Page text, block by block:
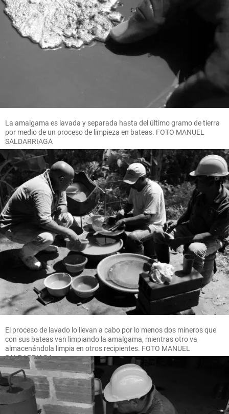
La amalgama es lavada y separada hasta del último gramo de tierra
por medio de un proceso de limpieza en bateas. FOTO MANUEL
SALDARRIAGA
El proceso de lavado lo llevan a cabo por lo menos dos mineros que
con sus bateas van limpiando la amalgama, mientras otro va
almacenándola limpia en otros recipientes. FOTO MANUEL
SALDARRIAGA